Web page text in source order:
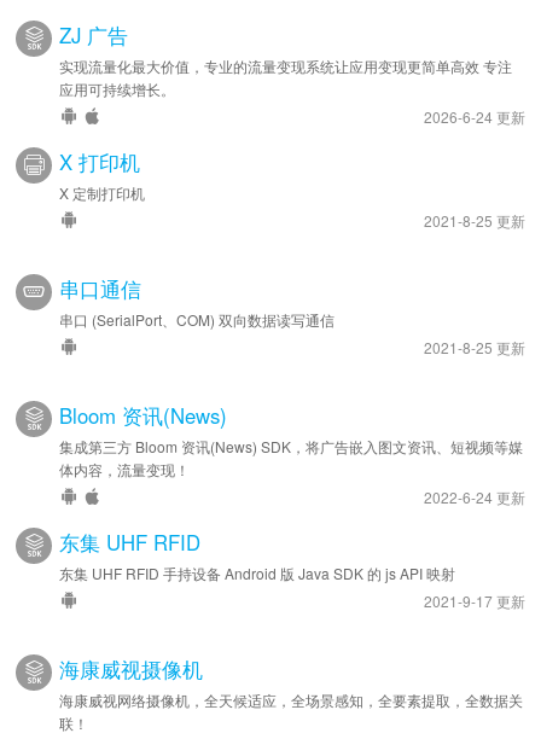
ZJ 广告
实现流量化最大价值，专业的流量变现系统让应用变现更简单高效 专注
应用可持续增长。
2026-6-24 更新
X 打印机
X 定制打印机
2021-8-25 更新
串口通信
串口 (SerialPort、COM) 双向数据读写通信
2021-8-25 更新
Bloom 资讯(News)
集成第三方 Bloom 资讯(News) SDK，将广告嵌入图文资讯、短视频等媒
体内容，流量变现！
2022-6-24 更新
东集 UHF RFID
东集 UHF RFID 手持设备 Android 版 Java SDK 的 js API 映射
2021-9-17 更新
海康威视摄像机
海康威视网络摄像机，全天候适应，全场景感知，全要素提取，全数据关
联！